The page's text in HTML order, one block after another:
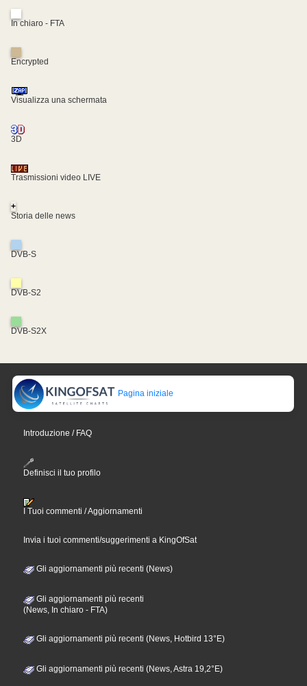
In chiaro - FTA
Encrypted
Visualizza una schermata
3D
Trasmissioni video LIVE
+
Storia delle news
DVB-S
DVB-S2
DVB-S2X
Pagina iniziale
Introduzione / FAQ
Definisci il tuo profilo
I Tuoi commenti / Aggiornamenti
Invia i tuoi commenti/suggerimenti a KingOfSat
Gli aggiornamenti più recenti (News)
Gli aggiornamenti più recenti
(News, In chiaro - FTA)
Gli aggiornamenti più recenti (News, Hotbird 13°E)
Gli aggiornamenti più recenti (News, Astra 19,2°E)